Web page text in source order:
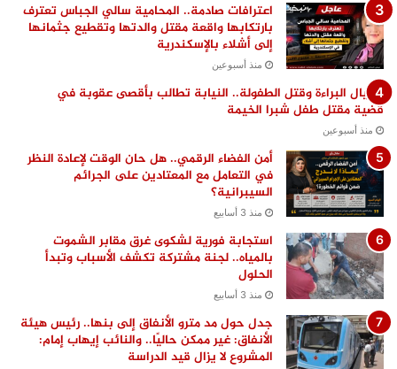
اعترافات صادمة.. المحامية سالي الجباس تعترف
بارتكابها واقعة مقتل والدتها وتقطيع جثمانها
إلى أشلاء بالإسكندرية
منذ أسبوعين
اغتيال البراءة وقتل الطفولة.. النيابة تطالب بأقصى عقوبة في
قضية مقتل طفل شبرا الخيمة
منذ أسبوعين
أمن الفضاء الرقمي.. هل حان الوقت لإعادة النظر
في التعامل مع المعتادين على الجرائم
السيبرانية؟
منذ 3 أسابيع
استجابة فورية لشكوى غرق مقابر الشموت
بالمياه.. لجنة مشتركة تكشف الأسباب وتبدأ
الحلول
منذ 3 أسابيع
جدل حول مد مترو الأنفاق إلى بنها.. رئيس هيئة
الأنفاق: غير ممكن حاليًا.. والنائب إيهاب إمام:
المشروع لا يزال قيد الدراسة